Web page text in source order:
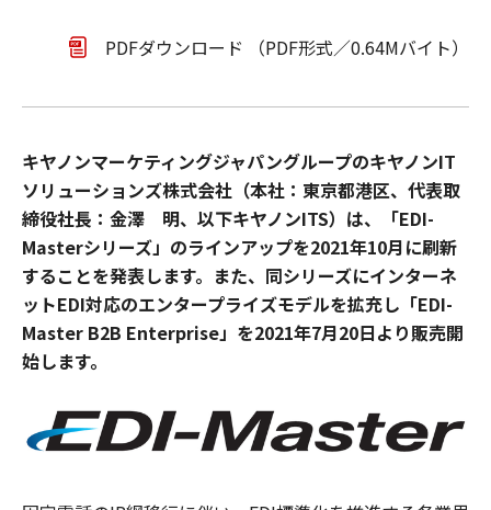
PDFダウンロード （PDF形式／0.64Mバイト）
キヤノンマーケティングジャパングループのキヤノンIT
ソリューションズ株式会社（本社：東京都港区、代表取
締役社長：金澤 明、以下キヤノンITS）は、「EDI-
Masterシリーズ」のラインアップを2021年10月に刷新
することを発表します。また、同シリーズにインターネ
ットEDI対応のエンタープライズモデルを拡充し「EDI-
Master B2B Enterprise」を2021年7月20日より販売開
始します。